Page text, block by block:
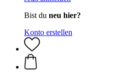
Bist du neu hier?
Konto erstellen